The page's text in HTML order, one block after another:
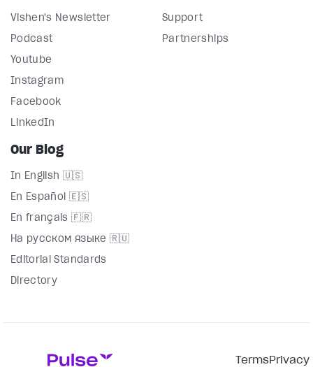
Vishen's Newsletter
Podcast
Youtube
Instagram
Facebook
LinkedIn
Support
Partnerships
Our Blog
In English 🇺🇸
En Español 🇪🇸
En français 🇫🇷
На русском языке 🇷🇺
Editorial Standards
Directory
TermsPrivacy